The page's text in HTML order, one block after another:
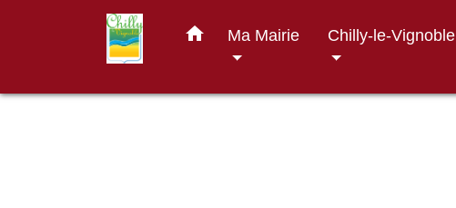
home Ma Mairie Chilly-le-Vignoble